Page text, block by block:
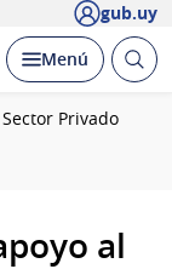
gub.uy
Desplegar
Menú Abrir
Privado
al